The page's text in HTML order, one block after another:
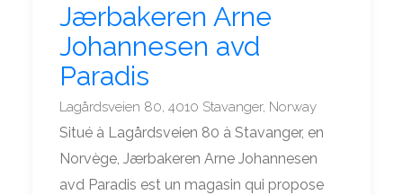
Jærbakeren Arne
Johannesen avd
Paradis
Lagårdsveien 80, 4010 Stavanger, Norway
Situé à Lagårdsveien 80 à Stavanger, en
Norvège, Jærbakeren Arne Johannesen
avd Paradis est un magasin qui propose